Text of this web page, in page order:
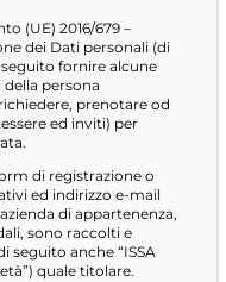
(UE) 2016/679 –
dei Dati personali (di
seguito fornire alcune
persona
prenotare od
ed inviti) per
di registrazione o
ed indirizzo e-mail
di appartenenza,
sono raccolti e
seguito anche “ISSA
quale titolare.